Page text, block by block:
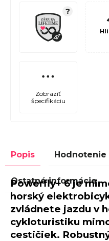
?
Zobraziť
špecifikáciu
Popis Hodnotenie
Ostatné informácie
Powerfly+ 6 je
horský
zvládnete jazdu v
cykloturistiku
cestičiek.